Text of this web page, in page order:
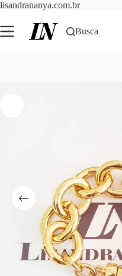
lisandrananya.com.brPular
o
conteúdo
Busca